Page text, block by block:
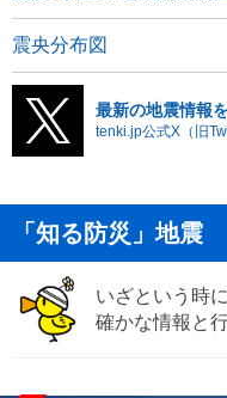
震央分布図
最新の地震情報
tenki.jp公式X（旧
「知る防災」地震
いざという時
確かな情報と